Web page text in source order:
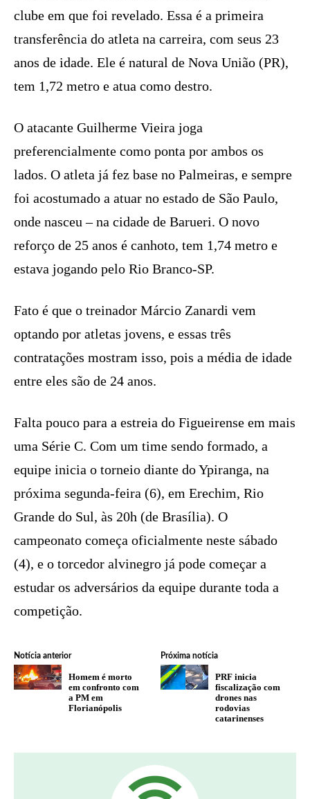
clube em que foi revelado. Essa é a primeira
transferência do atleta na carreira, com seus 23
anos de idade. Ele é natural de Nova União (PR),
tem 1,72 metro e atua como destro.
O atacante Guilherme Vieira joga
preferencialmente como ponta por ambos os
lados. O atleta já fez base no Palmeiras, e sempre
foi acostumado a atuar no estado de São Paulo,
onde nasceu – na cidade de Barueri. O novo
reforço de 25 anos é canhoto, tem 1,74 metro e
estava jogando pelo Rio Branco-SP.
Fato é que o treinador Márcio Zanardi vem
optando por atletas jovens, e essas três
contratações mostram isso, pois a média de idade
entre eles são de 24 anos.
Falta pouco para a estreia do Figueirense em mais
uma Série C. Com um time sendo formado, a
equipe inicia o torneio diante do Ypiranga, na
próxima segunda-feira (6), em Erechim, Rio
Grande do Sul, às 20h (de Brasília). O
campeonato começa oficialmente neste sábado
(4), e o torcedor alvinegro já pode começar a
estudar os adversários da equipe durante toda a
competição.
Notícia anterior
Homem é morto
em confronto com
a PM em
Florianópolis
Próxima notícia
PRF inicia
fiscalização com
drones nas
rodovias
catarinenses